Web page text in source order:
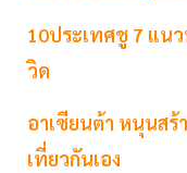
10ประเทศชู 7 แน
วิด
อาเซียนต้า หนุนสร้
เที่ยวกันเอง